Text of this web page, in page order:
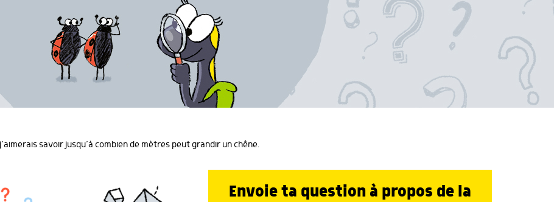
savoir jusqu’à combien de mètres peut grandir un chêne.
Envoie ta question à propos de la